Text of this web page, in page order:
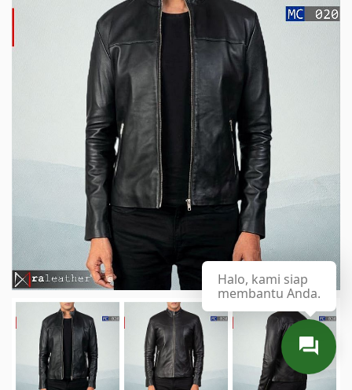
Halo, kami siap
membantu Anda.